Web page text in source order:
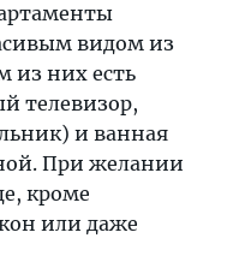
видом из
из них есть
телевизор,
и ванная
При желании
кроме
или даже